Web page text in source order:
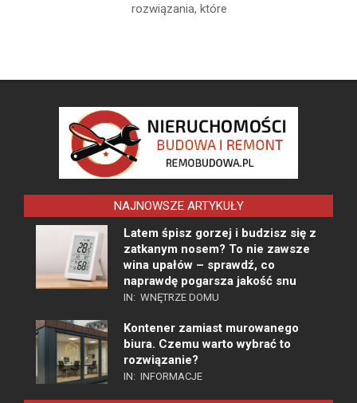
rozwiązania, które
NAJNOWSZE ARTYKUŁY
Latem śpisz gorzej i budzisz się z
zatkanym nosem? To nie zawsze
wina upałów – sprawdź, co
naprawdę pogarsza jakość snu
IN: WNĘTRZE DOMU
Kontener zamiast murowanego
biura. Czemu warto wybrać to
rozwiązanie?
IN: INFORMACJE